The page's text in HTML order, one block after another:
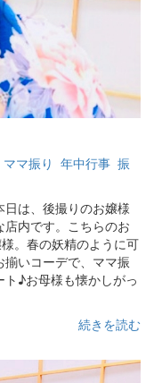
ママ振り 年中行事 振
は、後撮りのお嬢様
内です。こちらのお
。春の妖精のように可
いコーデで、ママ振
♪お母様も懐かしがっ
続きを読む